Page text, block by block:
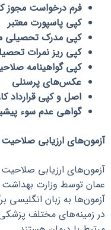
فرم درخواست مجوز
کپی پاسپورت معتبر
کپی مدرک تحصیلی
کپی ریز نمرات
کپی گواهینامه
عکس‌های پرسنلی
اصل و کپی قرارداد
گواهی عدم سوء
آزمون‌های ارزیابی
آزمون‌های ارزیابی صلاحیت
عمان توسط وزارت بهداشت
آزمون‌ها به زبان انگلیسی
در زمینه‌های مختلف